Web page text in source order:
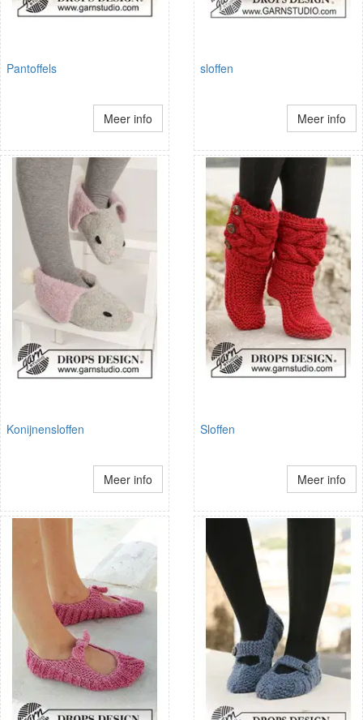
Pantoffels
Meer info
sloffen
Meer info
Konijnensloffen
Meer info
Sloffen
Meer info